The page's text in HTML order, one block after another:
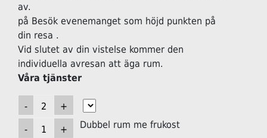
av.
på Besök evenemanget som höjd punkten på
din resa .
Vid slutet av din vistelse kommer den
individuella avresan att äga rum.
Våra tjänster
Dubbel rum me frukost